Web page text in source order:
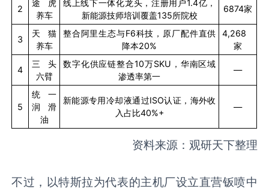
2
途虎
养车
线上线下一体化龙头，注册用户1.4亿，
新能源技师培训覆盖135所院校
6874家
3
天猫
养车
整合阿里生态与F6科技，原厂配件直供
降本20%
4,268
家
4
三头
六臂
数字化供应链整合10万SKU ，华南区域
渗透率第一
—
5
统一
润滑
油
新能源专用冷却液通过ISO认证，海外收
入占比40%+
—
资料来源：观研天下整理
不过，以特斯拉为代表的主机厂设立直营钣喷中